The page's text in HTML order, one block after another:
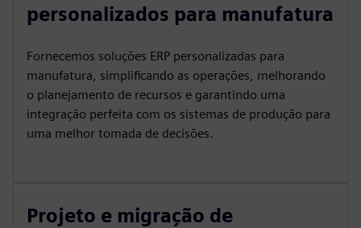
personalizados para manufatura
Fornecemos soluções ERP personalizadas para
manufatura, simplificando as operações, melhorando
o planejamento de recursos e garantindo uma
integração perfeita com os sistemas de produção para
uma melhor tomada de decisões.
Projeto e migração de